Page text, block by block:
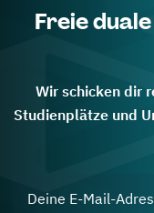
Freie
Wir schicken dir
Studienplätze und
Deine E-Mail-